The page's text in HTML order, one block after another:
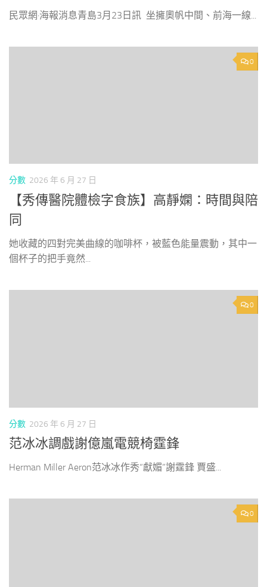
民眾網·海報消息青島3月23日訊 坐擁奧帆中間、前海一線...
0
分數 2026 年 6 月 27 日
【秀傳醫院體檢字食族】高靜嫻：時間與陪
同
她收藏的四對完美曲線的咖啡杯，被藍色能量震動，其中一
個杯子的把手竟然...
0
分數 2026 年 6 月 27 日
范冰冰調戲謝億嵐電競椅霆鋒
Herman Miller Aeron范冰冰作秀“獻媚”謝霆鋒 賈盛...
0